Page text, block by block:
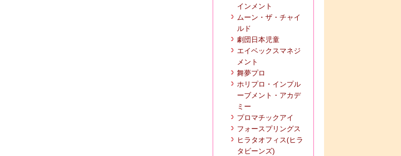
インメント
ムーン・ザ・チャイ
ルド
劇団日本児童
エイベックスマネジ
メント
舞夢プロ
ホリプロ・インプル
ーブメント・アカデ
ミー
プロマチックアイ
フォースプリングス
ヒラタオフィス(ヒラ
タビーンズ)